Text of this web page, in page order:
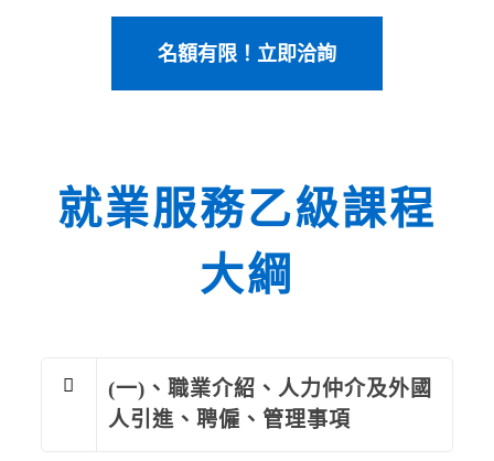
名額有限！立即洽詢
就業服務乙級課程
大綱
(一)、職業介紹、人力仲介及外國
人引進、聘僱、管理事項